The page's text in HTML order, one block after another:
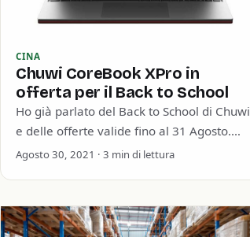
CINA
Chuwi CoreBook XPro in
offerta per il Back to School
Ho già parlato del Back to School di Chuwi
e delle offerte valide fino al 31 Agosto.
Oggi ti parlo più nello…
Agosto 30, 2021 · 3 min di lettura